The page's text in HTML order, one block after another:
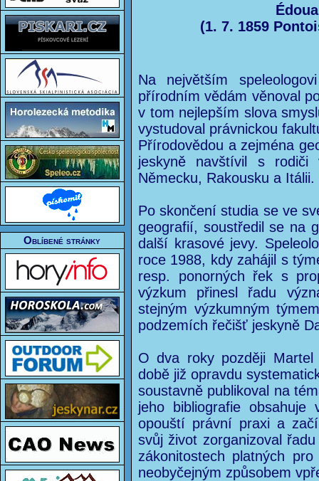
Oblíbené stránky
(1. 7. 1859
Na největším
přírodním vědám věnoval
v tom nejlepším slova
vystudoval právnickou
Přírodovědou a zejména
jeskyně navštívil s
Německu, Rakousku a Itálii.
Po skončení studia se ve
geografií, soustředil se na
další krasové jevy.
roce 1988, kdy zahájil s
resp. ponorných řek s
výzkum přinesl řadu
stejným výzkumným
podzemích řečišť jeskyně
O dva roky později
době již opravdu
soustavně publikoval na
jeho bibliografie
opouští právní praxi a
svůj život zorganizoval
zákonitostech platných
neobyčejným způsobem